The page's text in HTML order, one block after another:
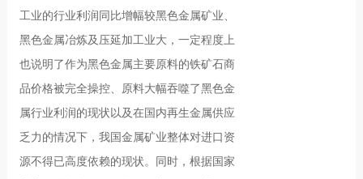
工业的行业利润同比增幅较黑色金属矿业、
黑色金属冶炼及压延加工业大，一定程度上
也说明了作为黑色金属主要原料的铁矿石商
品价格被完全操控、原料大幅吞噬了黑色金
属行业利润的现状以及在国内再生金属供应
乏力的情况下，我国金属矿业整体对进口资
源不得已高度依赖的现状。同时，根据国家